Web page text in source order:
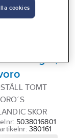
för
TOMT
SKOR
5038016801
380161
cookies